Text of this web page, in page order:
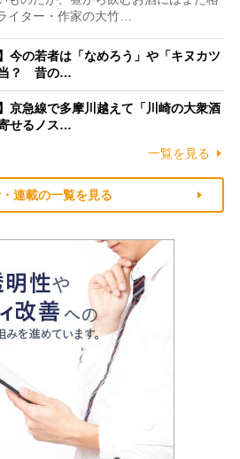
イター・作家の大竹…
今の若者は「なめろう」や「キヌカツ
当？ 昔の…
京急線で多摩川越えて「川崎の大衆酒
せるノス…
一覧を見る
連載の一覧を見る